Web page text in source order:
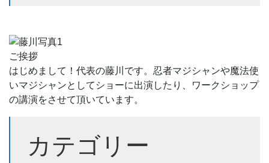
ご挨拶
はじめまして！代表の藤川です。忍者マジシャンや魔法使
いマジシャンとしてショーに出演したり、ワークショップ
の講演をさせて頂いています。
カテゴリー